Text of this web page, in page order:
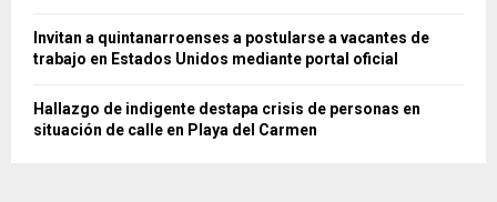
Invitan a quintanarroenses a postularse a vacantes de
trabajo en Estados Unidos mediante portal oficial
Hallazgo de indigente destapa crisis de personas en
situación de calle en Playa del Carmen